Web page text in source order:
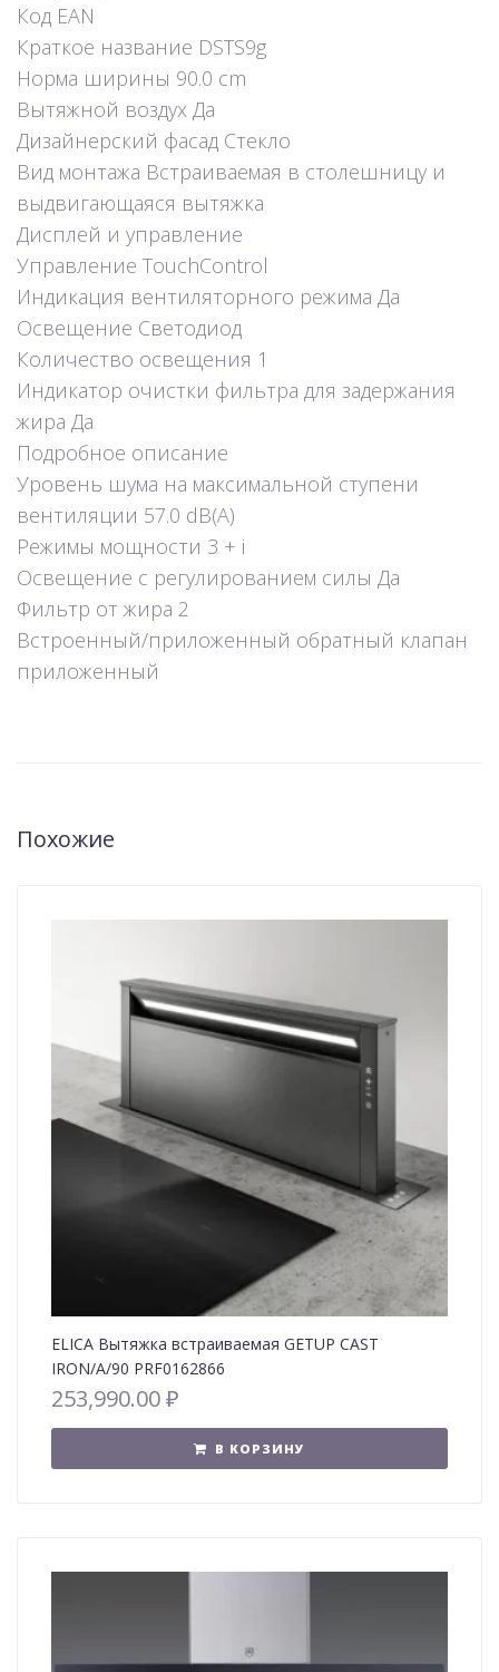
Код EAN
Краткое название DSTS9g
Норма ширины 90.0 cm
Вытяжной воздух Да
Дизайнерский фасад Стекло
Вид монтажа Встраиваемая в столешницу и
выдвигающаяся вытяжка
Дисплей и управление
Управление TouchControl
Индикация вентиляторного режима Да
Освещение Светодиод
Количество освещения 1
Индикатор очистки фильтра для задержания
жира Да
Подробное описание
Уровень шума на максимальной ступени
вентиляции 57.0 dB(A)
Режимы мощности 3 + i
Освещение с регулированием силы Да
Фильтр от жира 2
Встроенный/приложенный обратный клапан
приложенный
Похожие
ELICA Вытяжка встраиваемая GETUP CAST
IRON/A/90 PRF0162866
253,990.00₽
В КОРЗИНУ